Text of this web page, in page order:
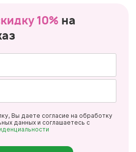
10% на
Вы даете согласие на обработку
данных и соглашаетесь с